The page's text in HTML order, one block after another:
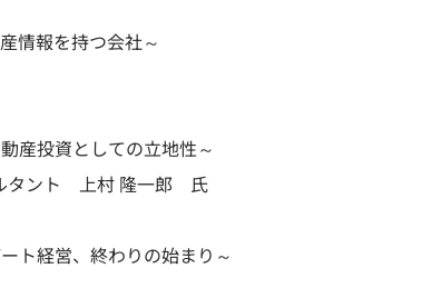
情報を持つ会社～
産投資としての立地性～
タント 上村 隆一郎 氏
ト経営、終わりの始まり～